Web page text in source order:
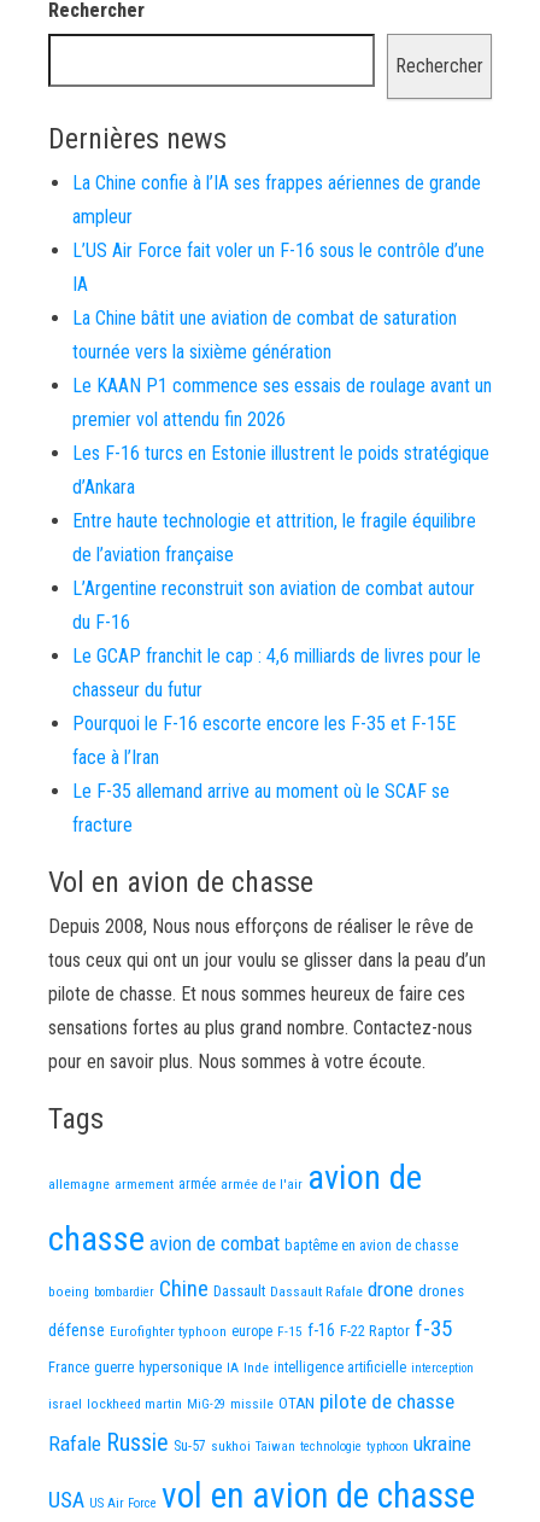
Rechercher
Rechercher
Dernières news
La Chine confie à l’IA ses frappes aériennes de grande
ampleur
L’US Air Force fait voler un F-16 sous le contrôle d’une
IA
La Chine bâtit une aviation de combat de saturation
tournée vers la sixième génération
Le KAAN P1 commence ses essais de roulage avant un
premier vol attendu fin 2026
Les F-16 turcs en Estonie illustrent le poids stratégique
d’Ankara
Entre haute technologie et attrition, le fragile équilibre
de l’aviation française
L’Argentine reconstruit son aviation de combat autour
du F-16
Le GCAP franchit le cap : 4,6 milliards de livres pour le
chasseur du futur
Pourquoi le F-16 escorte encore les F-35 et F-15E
face à l’Iran
Le F-35 allemand arrive au moment où le SCAF se
fracture
Vol en avion de chasse
Depuis 2008, Nous nous efforçons de réaliser le rêve de
tous ceux qui ont un jour voulu se glisser dans la peau d’un
pilote de chasse. Et nous sommes heureux de faire ces
sensations fortes au plus grand nombre. Contactez-nous
pour en savoir plus. Nous sommes à votre écoute.
Tags
allemagne armement armée armée de l'air avion de
chasse avion de combat baptême en avion de chasse
boeing bombardier Chine Dassault Dassault Rafale drone drones
défense Eurofighter typhoon europe F-15 f-16 F-22 Raptor f-35
France guerre hypersonique IA Inde intelligence artificielle interception
israel lockheed martin MiG-29 missile OTAN pilote de chasse
Rafale Russie Su-57 sukhoi Taiwan technologie typhoon ukraine
USA US Air Force vol en avion de chasse